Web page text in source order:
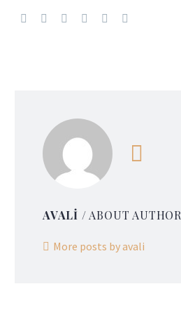
AVALI / ABOUT AUTHOR
More posts by avali